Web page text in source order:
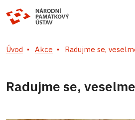
Úvod Akce Radujme se,
Radujme se,